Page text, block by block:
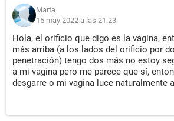
Marta
15 may 2022 a las 21:23
Hola, el orificio que digo es la vagina,
más arriba (a los lados del orificio por
penetración) tengo dos más no estoy
a mi vagina pero me parece que sí,
desgarre o mi vagina luce naturalmente